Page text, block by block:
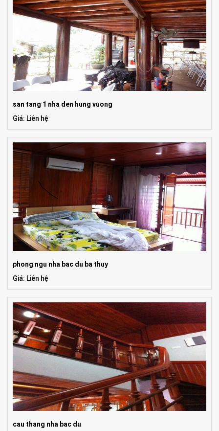
san tang 1 nha den hung vuong
Giá: Liên hệ
phong ngu nha bac du ba thuy
Giá: Liên hệ
cau thang nha bac du